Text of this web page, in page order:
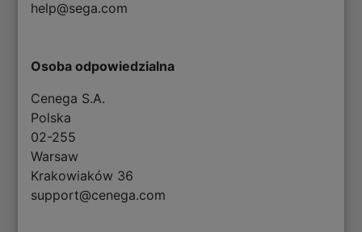
help@sega.com
Osoba odpowiedzialna
Cenega S.A.
Polska
02-255
Warsaw
Krakowiaków 36
support@cenega.com